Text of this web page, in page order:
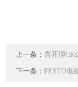
上一条： 喜开理
下一条： FESTO电